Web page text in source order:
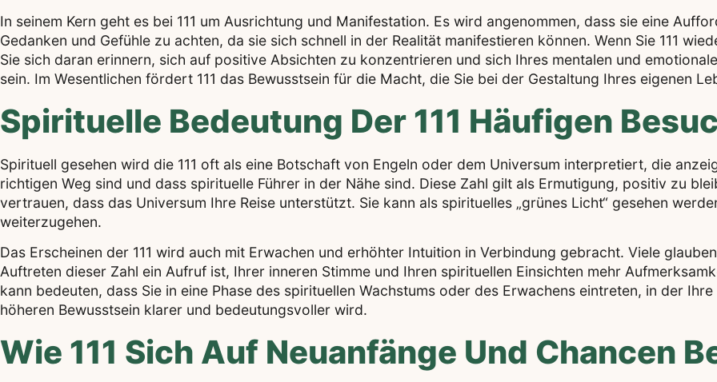
In seinem Kern geht es bei 111 um Ausrichtung und Manifestation. Es wird angenommen, dass sie eine
Gedanken und Gefühle zu achten, da sie sich schnell in der Realität manifestieren können. Wenn Sie 111
Sie sich daran erinnern, sich auf positive Absichten zu konzentrieren und sich Ihres mentalen und
sein. Im Wesentlichen fördert 111 das Bewusstsein für die Macht, die Sie bei der Gestaltung Ihres eigenen
Spirituelle Bedeutung Der 111 Häufigen
Spirituell gesehen wird die 111 oft als eine Botschaft von Engeln oder dem Universum interpretiert, die
richtigen Weg sind und dass spirituelle Führer in der Nähe sind. Diese Zahl gilt als Ermutigung, positiv zu
vertrauen, dass das Universum Ihre Reise unterstützt. Sie kann als spirituelles „grünes Licht“ gesehen
weiterzugehen.
Das Erscheinen der 111 wird auch mit Erwachen und erhöhter Intuition in Verbindung gebracht. Viele
Auftreten dieser Zahl ein Aufruf ist, Ihrer inneren Stimme und Ihren spirituellen Einsichten mehr
kann bedeuten, dass Sie in eine Phase des spirituellen Wachstums oder des Erwachens eintreten, in der
höheren Bewusstsein klarer und bedeutungsvoller wird.
Wie 111 Sich Auf Neuanfänge Und Chancen